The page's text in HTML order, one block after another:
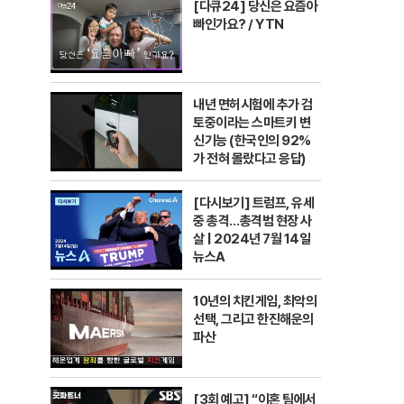
결이었는데, 장가현은 베테랑 배[다큐24] 당신은 요즘아
빠인가요? / YTN
내년 면허시험에 추가 검
토중이라는 스마트키 변
신기능 (한국인의 92%
가 전혀 몰랐다고 응답)
[다시보기] 트럼프, 유세
중 총격…총격범 현장 사
살 | 2024년 7월 14일
뉴스A
10년의 치킨게임, 최악의
선택, 그리고 한진해운의
파산
[3회 예고] “이혼 팀에서